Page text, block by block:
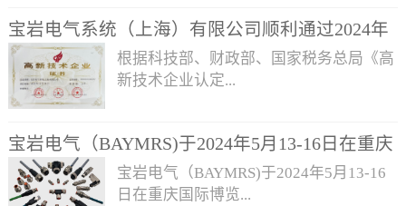
模块· 电缆引入系统（穿墙板）——
KEL/KDP/KDL/KBD· M8/M12/M23圆形
连接器· M23/M40信号连接器、伺服动力
线缆· M8/M12分配器· EMC屏蔽夹及解决
宝岩电气系统（上海）有限公司顺利通过2024年
上海市第三批符合认定条件的高新技术企业
根据科技部、财政部、国家税务总局《高
新技术企业认定...
管理办法》（国科发火〔2016〕32号）、
《高新技术企业认定管理工作指引》（国
科发火〔2016〕195号）、《上海市高新
宝岩电气（BAYMRS)于2024年5月13-16日在重庆
国际博览中心参加为期四天的“立嘉国际智能装备
展览会”，展位号：N2-2286
宝岩电气（BAYMRS)于2024年5月13-16
日在重庆国际博览...